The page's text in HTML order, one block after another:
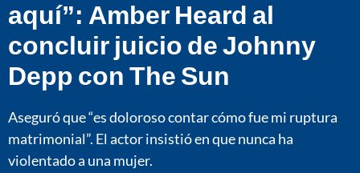
aquí”: Amber Heard al
concluir juicio de Johnny
Depp con The Sun
Aseguró que “es doloroso contar cómo fue mi ruptura
matrimonial”. El actor insistió en que nunca ha
violentado a una mujer.